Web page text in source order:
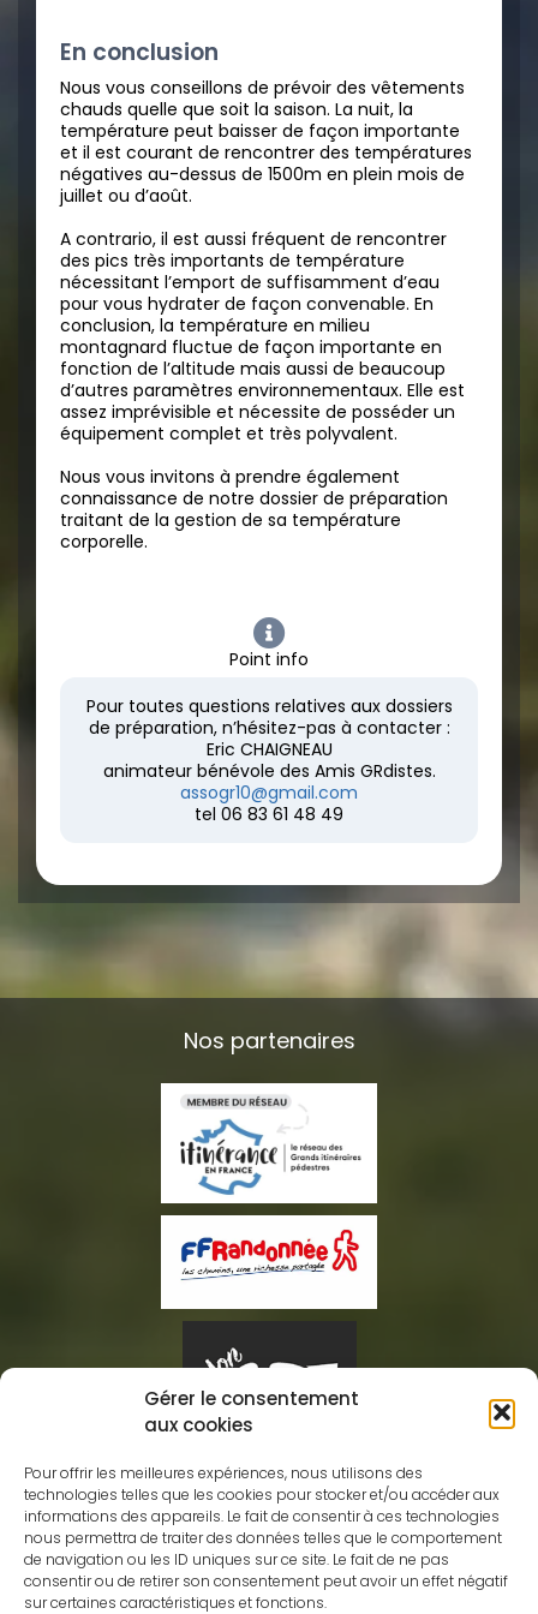
Gérer le consentement
aux cookies
Pour offrir les meilleures expériences, nous utilisons des
technologies telles que les cookies pour stocker et/ou accéder aux
informations des appareils. Le fait de consentir à ces technologies
nous permettra de traiter des données telles que le comportement
de navigation ou les ID uniques sur ce site. Le fait de ne pas
consentir ou de retirer son consentement peut avoir un effet négatif
sur certaines caractéristiques et fonctions.
En conclusion
Nous vous conseillons de prévoir des vêtements
chauds quelle que soit la saison. La nuit, la
température peut baisser de façon importante
et il est courant de rencontrer des températures
négatives au-dessus de 1500m en plein mois de
juillet ou d’août.
A contrario, il est aussi fréquent de rencontrer
des pics très importants de température
nécessitant l’emport de suffisamment d’eau
pour vous hydrater de façon convenable. En
conclusion, la température en milieu
montagnard fluctue de façon importante en
fonction de l’altitude mais aussi de beaucoup
d’autres paramètres environnementaux. Elle est
assez imprévisible et nécessite de posséder un
équipement complet et très polyvalent.
Nous vous invitons à prendre également
connaissance de notre dossier de préparation
traitant de la gestion de sa température
corporelle.
Point info
Pour toutes questions relatives aux dossiers
de préparation, n’hésitez-pas à contacter :
Eric CHAIGNEAU
animateur bénévole des Amis GRdistes.
assogr10@gmail.com
tel 06 83 61 48 49
Nos partenaires
Association des Amis GRdistes
Eric CHAIGNEAU